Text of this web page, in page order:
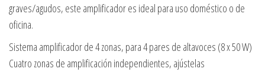
graves/agudos, este amplificador es ideal para uso doméstico o de
oficina.
Sistema amplificador de 4 zonas, para 4 pares de altavoces (8 x 50 W)
Cuatro zonas de amplificación independientes, ajústelas